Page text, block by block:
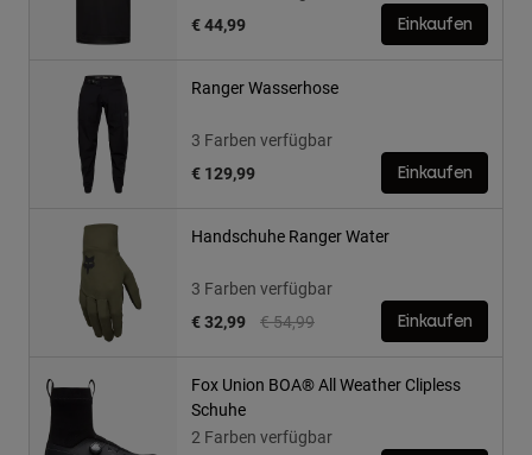
€ 44,99
Einkaufen
Ranger Wasserhose
3 Farben verfügbar
€ 129,99
Einkaufen
Handschuhe Ranger Water
3 Farben verfügbar
Price reduced from
€ 54,99to
€ 32,99 Einkaufen
Fox Union BOA® All Weather Clipless
Schuhe
2 Farben verfügbar